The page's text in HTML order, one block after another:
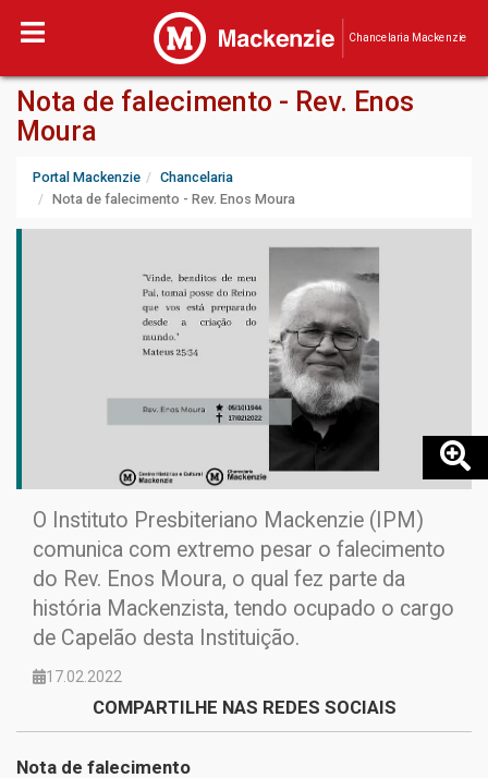
Chancelaria Mackenzie
Nota de falecimento - Rev. Enos
Moura
Portal Mackenzie
Chancelaria
Nota de falecimento - Rev. Enos Moura
O Instituto Presbiteriano Mackenzie (IPM)
comunica com extremo pesar o falecimento
do Rev. Enos Moura, o qual fez parte da
história Mackenzista, tendo ocupado o cargo
de Capelão desta Instituição.
17.02.2022
COMPARTILHE NAS REDES SOCIAIS
Nota de falecimento